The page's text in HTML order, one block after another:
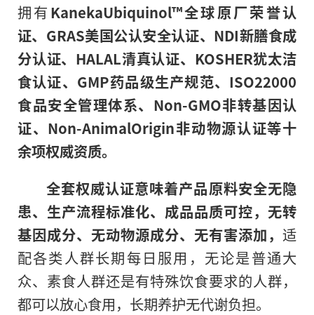
拥有 KanekaUbiquinol™全球原厂荣誉认
证、GRAS美国公认安全认证、NDI新膳食成
分认证、HALAL清真认证、KOSHER犹太洁
食认证、GMP药品级生产规范、ISO22000
食品安全管理体系、Non‑GMO非转基因认
证、Non‑AnimalOrigin非动物源认证等十
余项权威资质。
全套权威认证意味着产品原料安全无隐
患、生产流程标准化、成品品质可控，无转
基因成分、无动物源成分、无有害添加， 适
配各类人群长期每日服用，无论是普通大
众、素食人群还是有特殊饮食要求的人群，
都可以放心食用，长期养护无代谢负担。